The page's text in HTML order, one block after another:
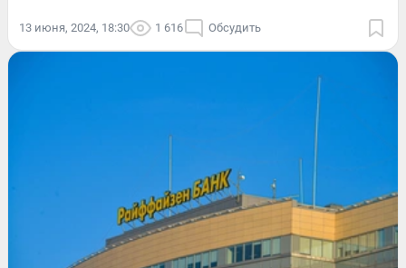
13 июня, 2024, 18:30 1 616 Обсудить